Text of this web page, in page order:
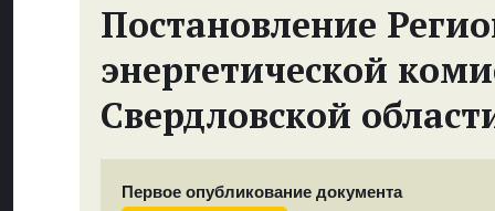
Постановление
энергетической
Свердловской
Первое опубликование документа